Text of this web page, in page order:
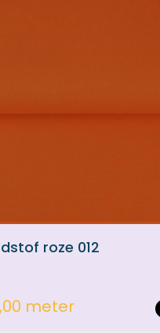
roze 012
meter